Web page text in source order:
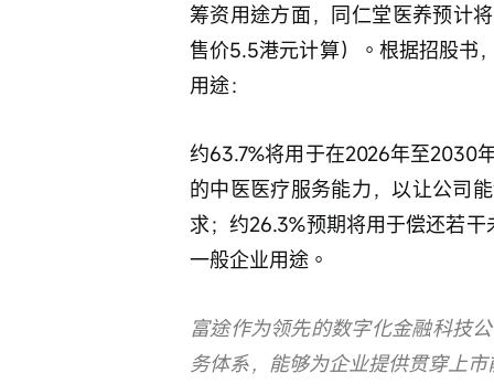
筹资用途方面，同仁堂医养预计
售价5.5港元计算）。根据招股书
用途：
约63.7%将用于在2026年至2030
的中医医疗服务能力，以让公司
求；约26.3%预期将用于偿还若
一般企业用途。
富途作为领先的数字化金融科技
务体系，能够为企业提供贯穿上